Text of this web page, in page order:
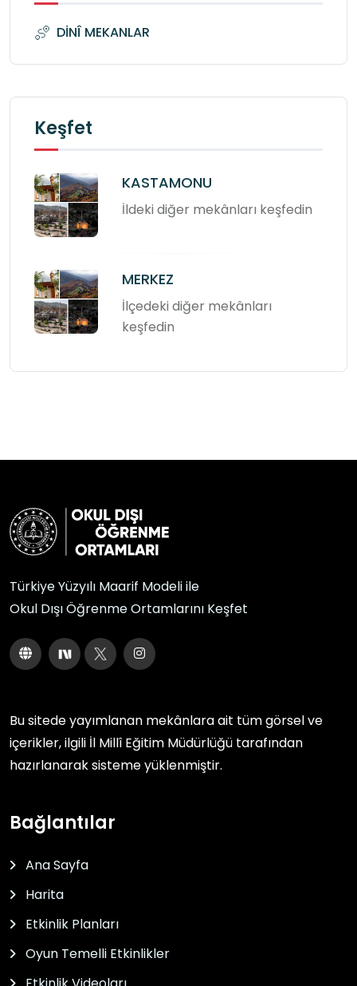
DİNÎ MEKANLAR
Keşfet
KASTAMONU
İldeki diğer mekânları keşfedin
MERKEZ
İlçedeki diğer mekânları
keşfedin
Türkiye Yüzyılı Maarif Modeli ile
Okul Dışı Öğrenme Ortamlarını Keşfet
Bu sitede yayımlanan mekânlara ait tüm görsel ve
içerikler, ilgili İl Millî Eğitim Müdürlüğü tarafından
hazırlanarak sisteme yüklenmiştir.
Bağlantılar
Ana Sayfa
Harita
Etkinlik Planları
Oyun Temelli Etkinlikler